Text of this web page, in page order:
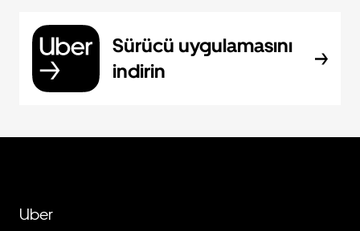
Sürücü uygulamasını
indirin
Uber